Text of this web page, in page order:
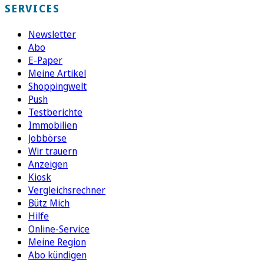
SERVICES
Newsletter
Abo
E-Paper
Meine Artikel
Shoppingwelt
Push
Testberichte
Immobilien
Jobbörse
Wir trauern
Anzeigen
Kiosk
Vergleichsrechner
Bütz Mich
Hilfe
Online-Service
Meine Region
Abo kündigen